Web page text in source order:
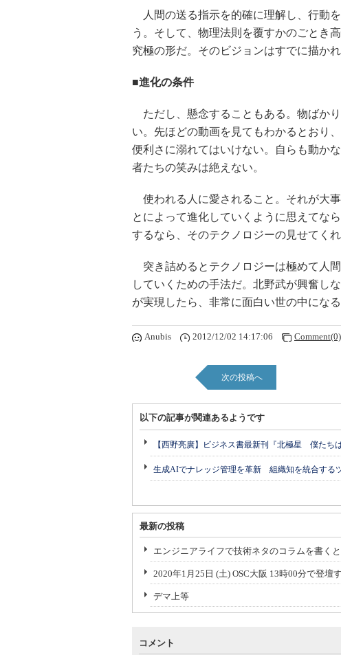
人間の送る指示を的確に理解し、行動
う。そして、物理法則を覆すかのごとき
究極の形だ。そのビジョンはすでに描かれ
■進化の条件
ただし、懸念することもある。物ばか
い。先ほどの動画を見てもわかるとおり
便利さに溺れてはいけない。自らも動か
者たちの笑みは絶えない。
使われる人に愛されること。それが大
とによって進化していくように思えてな
するなら、そのテクノロジーの見せてくれ
突き詰めるとテクノロジーは極めて人
していくための手法だ。北野武が興奮し
が実現したら、非常に面白い世の中にな
Anubis 2012/12/02 14:17:06 Comment(0)
次の投稿へ
以下の記事が関連あるようです
【西野亮廣】ビジネス書最新刊『北極星 僕たち
生成AIでナレッジ管理を革新 組織知を統合する
最新の投稿
エンジニアライフで技術ネタのコラムを書く
2020年1月25日 (土) OSC大阪 13時00分で登壇
デマ上等
コメント